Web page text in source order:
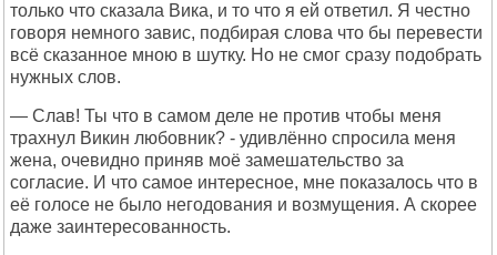
только что сказала Вика, и то что я ей ответил. Я честно
говоря немного завис, подбирая слова что бы перевести
всё сказанное мною в шутку. Но не смог сразу подобрать
нужных слов.
— Слав! Ты что в самом деле не против чтобы меня
трахнул Викин любовник? - удивлённо спросила меня
жена, очевидно приняв моё замешательство за
согласие. И что самое интересное, мне показалось что в
её голосе не было негодования и возмущения. А скорее
даже заинтересованность.